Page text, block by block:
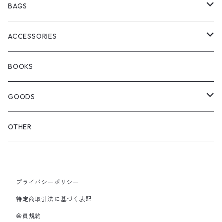
ChaosFissingClubxALLMOSTBLACK
WOODBLOCK
SEDAN ALL-PURPOSE
KICKS
BOOTS
BAGS
BACKPACK
SHOULDER
OTHER BAGS
ACCESSORIES
EYE WEAR
CAP&HAT
GLOVES&SCARF
SHOULDER
SMALL BAG
BOOKS
GOODS
TOY
PINS& PINBACK
SOX
OTHER
プライバシーポリシー
特定商取引法に基づく表記
会員規約